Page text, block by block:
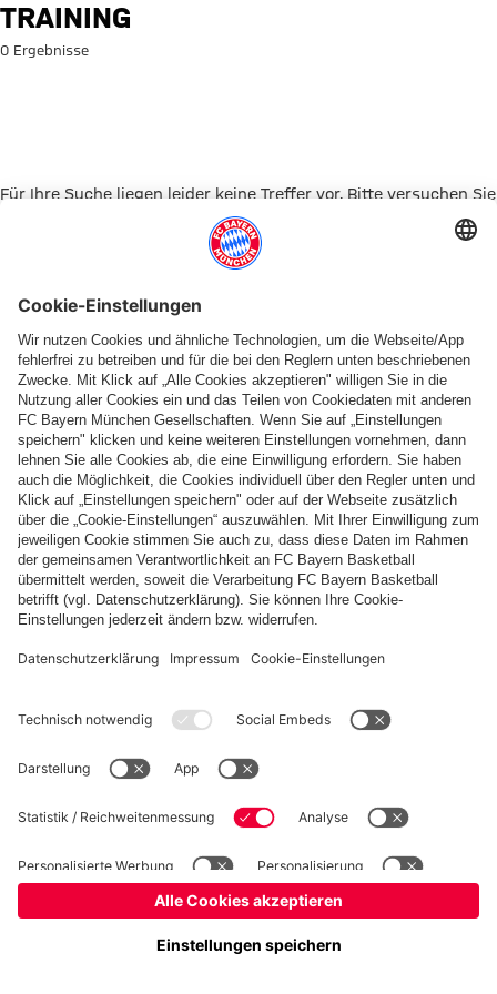
Suche: Training
TRAINING
0 Ergebnisse
Für Ihre Suche liegen leider keine Treffer vor. Bitte versuchen Sie
Zur Startseite
Basketball Frauen Handball Schach Schiedsrichter
Seniorenfußball
Tischtennis
Impressum Datenschutz Nutzungsbedingungen Barrierefreiheit